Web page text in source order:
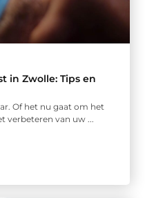
in Zwolle: Tips en
Of het nu gaat om het
verbeteren van uw ...